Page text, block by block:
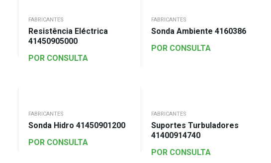
FABRICANTES
Resistência Eléctrica
41450905000
POR CONSULTA
FABRICANTES
Sonda Ambiente 4160386
POR CONSULTA
FABRICANTES
Sonda Hidro 41450901200
POR CONSULTA
FABRICANTES
Suportes Turbuladores
41400914740
POR CONSULTA